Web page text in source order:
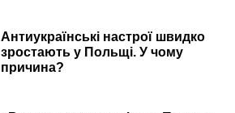
Антиукраїнські настрої швидко
зростають у Польщі. У чому
причина?